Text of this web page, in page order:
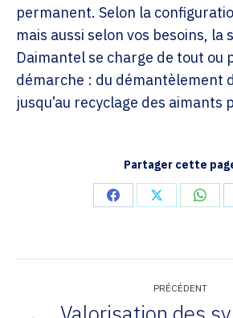
permanent. Selon la
mais aussi selon vos besoins, la
Daimantel se charge de tout ou
démarche : du démantèlement
jusqu’au recyclage des aimants
Partager cette
Partager
Facebook
Partager
X
Navigation
PRÉCÉDENT